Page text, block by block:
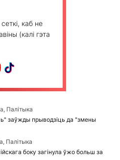
каб не
(калі гэта
Палітыка
заўжды прыводзіць да "змены
Палітыка
боку загінула ўжо больш за